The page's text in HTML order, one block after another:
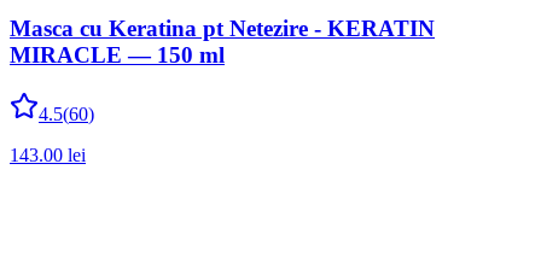
Masca cu Keratina pt Netezire - KERATIN
MIRACLE — 150 ml
4.5(60)
143.00 lei